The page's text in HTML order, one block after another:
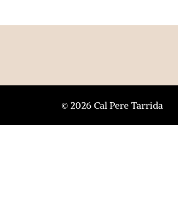
© 2026 Cal Pere Tarrida